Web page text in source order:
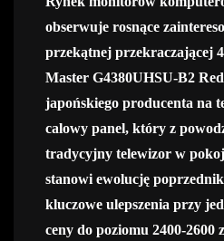
obserwuje rosnące
przekątnej przekraczającej
Master G4380UHSU-B2
japońskiego producenta na
calowy panel, który z
tradycyjny telewizor w
stanowi ewolucję
kluczowe ulepszenia przy
ceny do poziomu 2400-2600